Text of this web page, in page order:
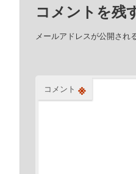
コメントを残
メールアドレスが公開され
コメント ※